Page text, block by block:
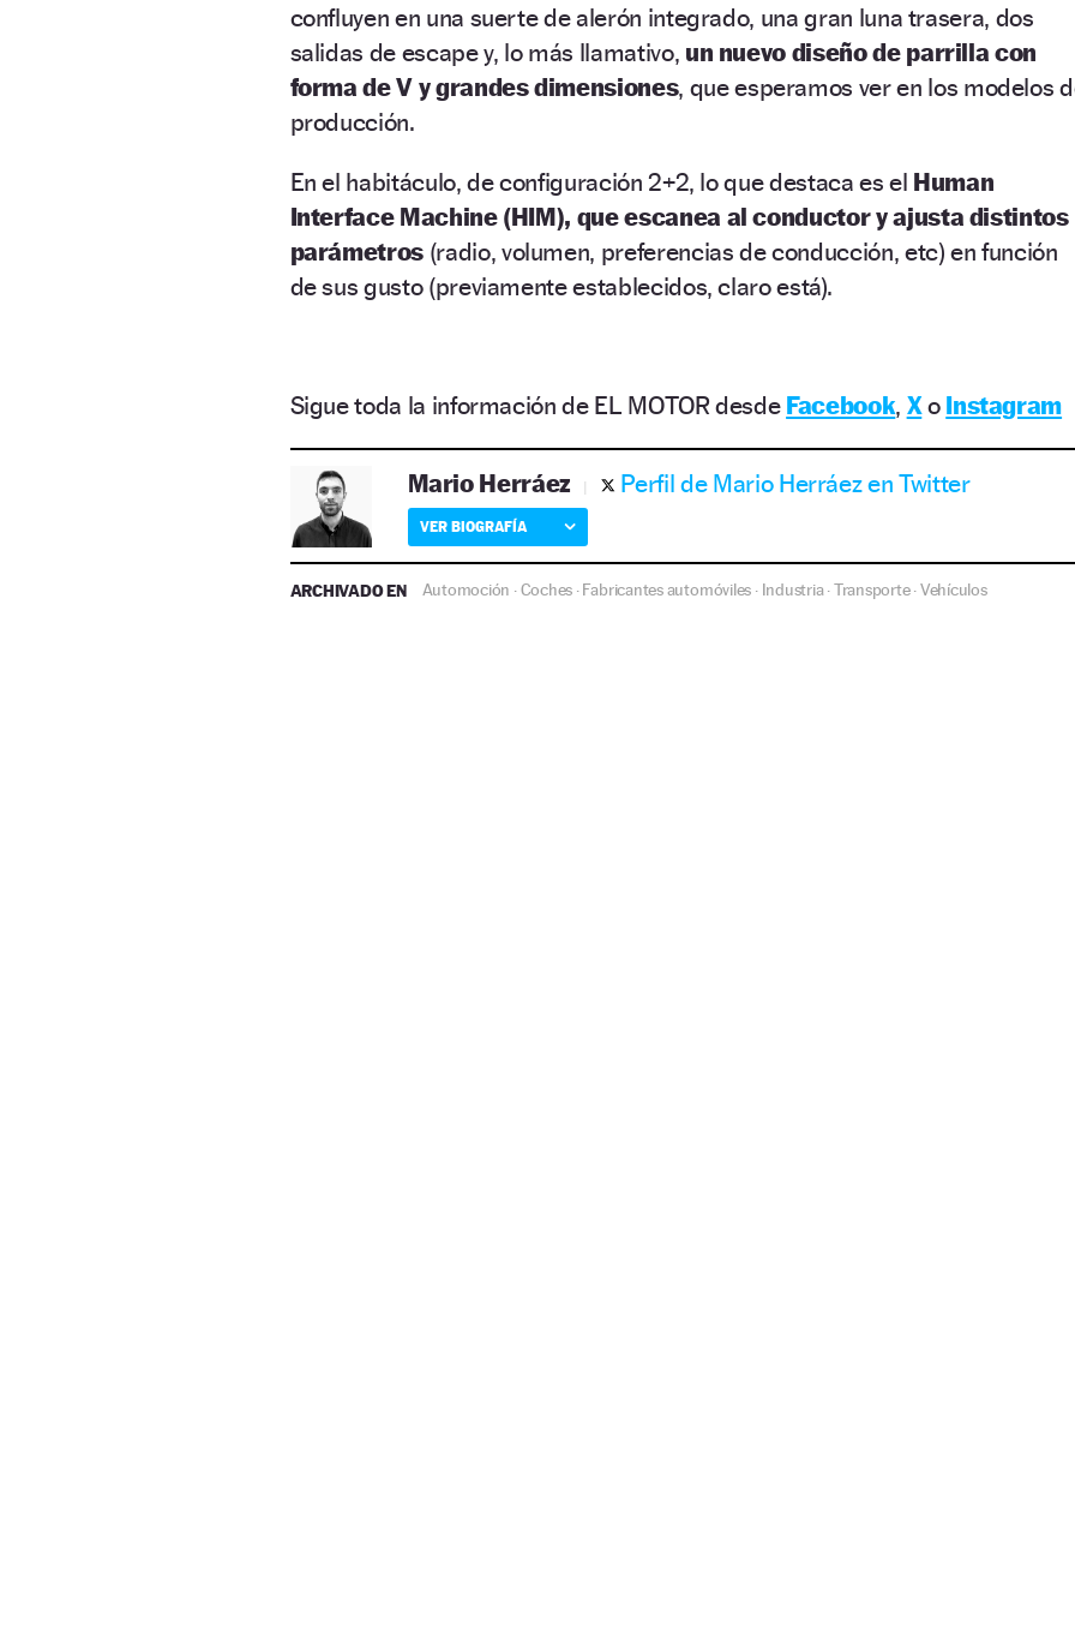
confluyen en una suerte de alerón integrado, una gran luna trasera, dos
salidas de escape y, lo más llamativo, un nuevo diseño de parrilla con
forma de V y grandes dimensiones, que esperamos ver en los modelos
producción.
En el habitáculo, de configuración 2+2, lo que destaca es el Human
Interface Machine (HIM), que escanea al conductor y ajusta distintos
parámetros (radio, volumen, preferencias de conducción, etc) en función
de sus gusto (previamente establecidos, claro está).
Sigue toda la información de EL MOTOR desde Facebook, Xo Instagram
Mario Herráez Perfil de Mario Herráez en Twitter
VER BIOGRAFÍA
ARCHIVADO EN Automoción ·Coches ·Fabricantes automóviles · Industria·Transporte·Vehículos